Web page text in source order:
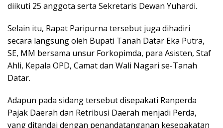
diikuti 25 anggota serta Sekretaris Dewan Yuhardi.
Selain itu, Rapat Paripurna tersebut juga dihadiri
secara langsung oleh Bupati Tanah Datar Eka Putra,
SE, MM bersama unsur Forkopimda, para Asisten, Staf
Ahli, Kepala OPD, Camat dan Wali Nagari se-Tanah
Datar.
Adapun pada sidang tersebut disepakati Ranperda
Pajak Daerah dan Retribusi Daerah menjadi Perda,
yang ditandai dengan penandatanganan kesepakatan